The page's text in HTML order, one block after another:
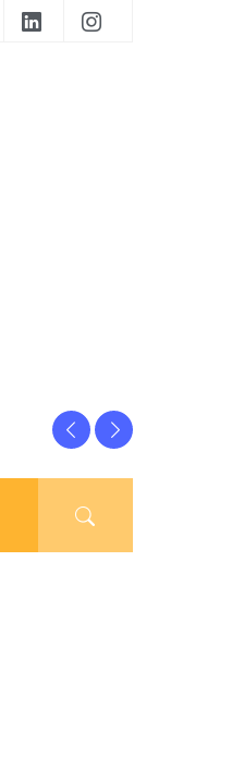
PreviousNext